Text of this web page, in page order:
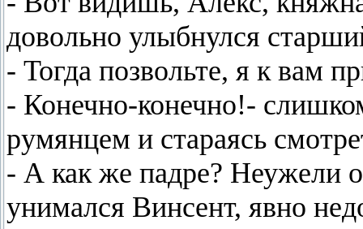
довольно улыбнулся
- Тогда позвольте, я к вам
- Конечно-конечно!-
румянцем и стараясь
- А как же падре? Неужели
унимался Винсент, явно